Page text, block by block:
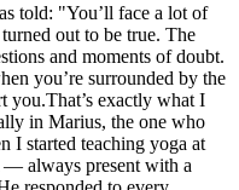
told: "You’ll face a lot of
out to be true. The
and moments of doubt.
you’re surrounded by the
exactly what I
in Marius, the one who
I started teaching yoga at
— always present with a